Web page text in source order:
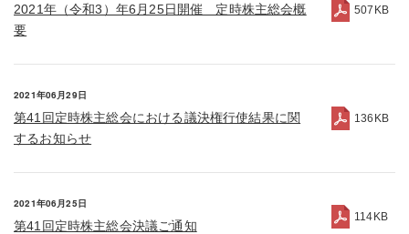
2021年（令和3）年6月25日開催 定時株主総会概
要
507KB
2021年06月29日
第41回定時株主総会における議決権行使結果に関
するお知らせ
136KB
2021年06月25日
第41回定時株主総会決議ご通知
114KB